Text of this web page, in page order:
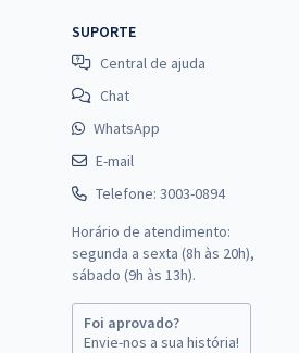
SUPORTE
Central de ajuda
Chat
WhatsApp
E-mail
Telefone: 3003-0894
Horário de atendimento:
segunda a sexta (8h às 20h),
sábado (9h às 13h).
Foi aprovado?
Envie-nos a sua história!